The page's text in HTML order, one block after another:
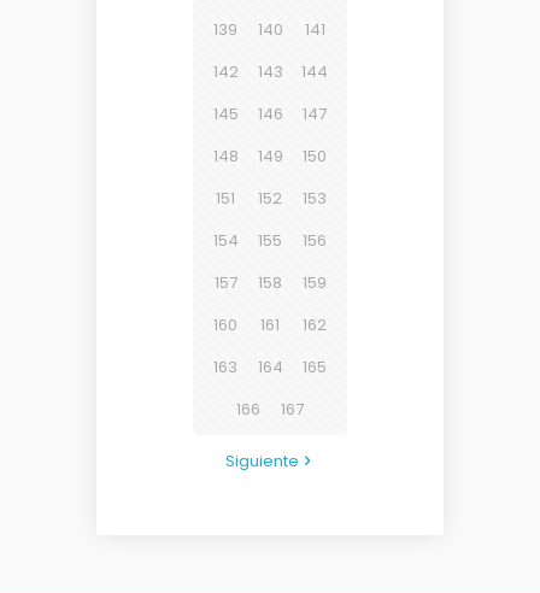
139
140
141
142
143
144
145
146
147
148
149
150
151
152
153
154
155
156
157
158
159
160
161
162
163
164
165
166
167
Siguiente